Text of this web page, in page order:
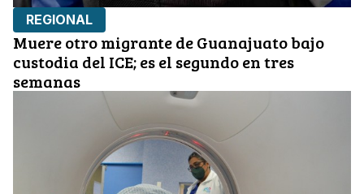
REGIONAL
Muere otro migrante de Guanajuato bajo
custodia del ICE; es el segundo en tres
semanas